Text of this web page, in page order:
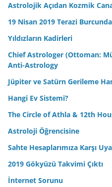
Astrolojik Açıdan Kozmik
19 Nisan 2019 Terazi
Yıldızların Kadirleri
Chief Astrologer (Ottoman:
Anti-Astrology
Jüpiter ve Satürn Gerileme
Hangi Ev Sistemi?
The Circle of Athla & 12th
Astroloji Öğrencisine
Sahte Hesaplarımıza Karşı
2019 Gökyüzü Takvimi Çıktı
İnternet Sorunu